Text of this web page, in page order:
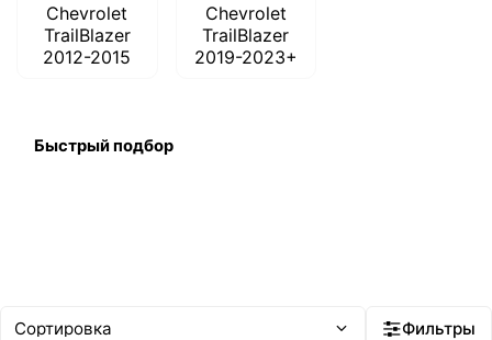
Chevrolet
TrailBlazer
2012-2015
Chevrolet
TrailBlazer
2019-2023+
Быстрый подбор
Фильтры